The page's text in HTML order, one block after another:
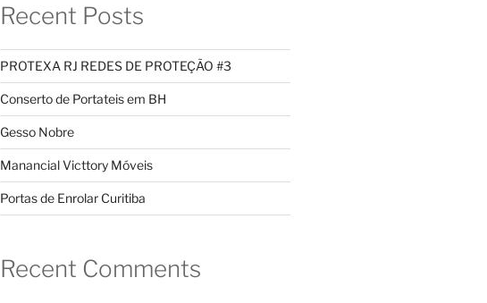
Recent Posts
PROTEXA RJ REDES DE PROTEÇÃO #3
Conserto de Portateis em BH
Gesso Nobre
Manancial Victtory Móveis
Portas de Enrolar Curitiba
Recent Comments